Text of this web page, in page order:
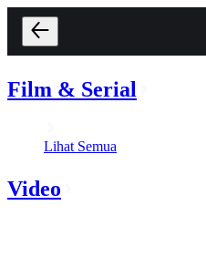
Film & Serial
Lihat Semua
Video